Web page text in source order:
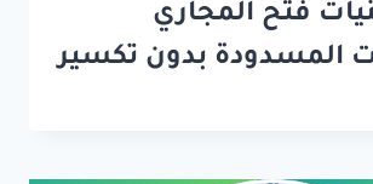
فتح المجاري
المسدودة بدون تكسير